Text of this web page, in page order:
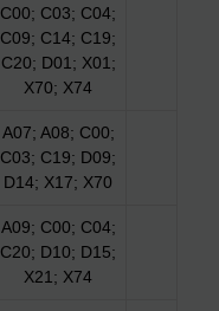
C00; C03; C04;
C09; C14; C19;
C20; D01; X01;
X70; X74
A07; A08; C00;
C03; C19; D09;
D14; X17; X70
A09; C00; C04;
C20; D10; D15;
X21; X74